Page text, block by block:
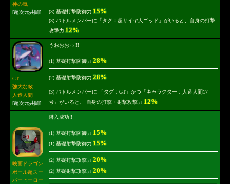
神の気
[超次元共闘]
(3) 基礎打撃防御力 15%
(3) バトルメンバーに「タグ：超サイヤ人ゴッド」がいると、自身の打撃
攻撃力 12%
GT
強大な敵
人造人間
[超次元共闘]
うおおおっ!!!
(1) 基礎打撃防御力 28%
(2) 基礎射撃防御力 28%
(3) バトルメンバーに 「タグ：GT」かつ「キャラクター：人造人間17
号」がいると、 自身の打撃・射撃攻撃力 12%
映画ドラゴン
ボール超スー
パーヒーロー
潜入成功!!
(1) 基礎打撃防御力 15%
(1) 基礎射撃防御力 15%
(2) 基礎打撃攻撃力 20%
(2) 基礎射撃攻撃力 20%